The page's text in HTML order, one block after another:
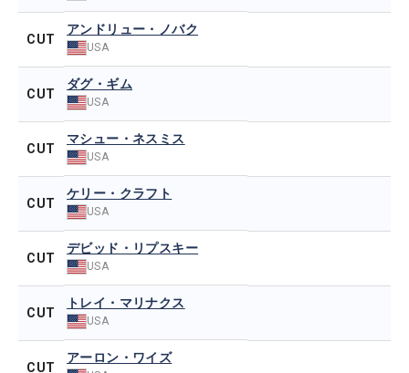
CUT
アンドリュー・ノバク
USA
CUT
ダグ・ギム
USA
CUT
マシュー・ネスミス
USA
CUT
ケリー・クラフト
USA
CUT
デビッド・リプスキー
USA
CUT
トレイ・マリナクス
USA
CUT
アーロン・ワイズ